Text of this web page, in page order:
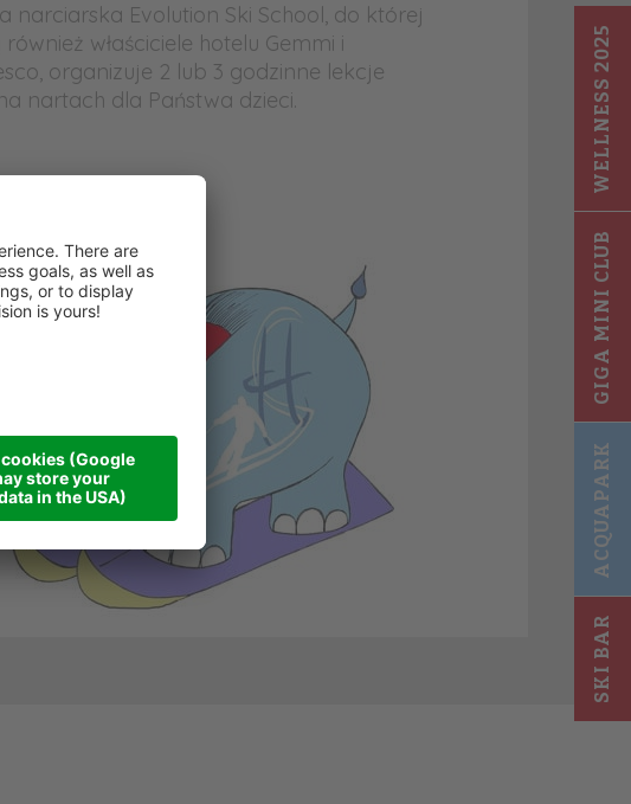
SKI BAR
ACQUAPARK
GIGA MINI CLUB
WELLNESS 2025
narciarska Evolution Ski School, do której
właściciele hotelu Gemmi i
organizuje 2 lub 3 godzinne lekcje
nartach dla Państwa dzieci.